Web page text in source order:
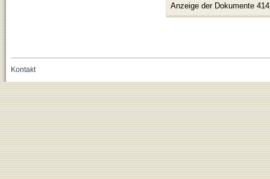
Anzeige der Dokumente
Kontakt